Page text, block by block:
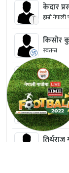
केदार
हाम्रो नेपाली
किसोर
स्वतन्त्र
पदम
संघीय
चन्द्र
स्वतन्त्र